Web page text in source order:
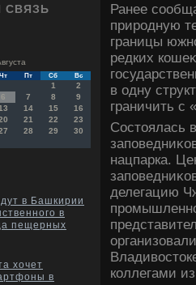
СВЯЗЬ
Чт Пт Сб Вс
1
2
6 7 8
9
14 15
16
21 22
23
28 29
30
в Башкирии
в
пещерных
хочет
в
Ранее
природную
границы
редких
в одну
граничить с
Состοялась
нацпарка.
делегацию
коллегами